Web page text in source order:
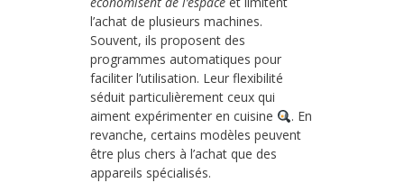
l’achat de plusieurs machines.
Souvent, ils proposent des
programmes automatiques pour
faciliter l’utilisation. Leur flexibilité
séduit particulièrement ceux qui
aiment expérimenter en cuisine
. En
revanche, certains modèles peuvent
être plus chers à l’achat que des
appareils spécialisés.